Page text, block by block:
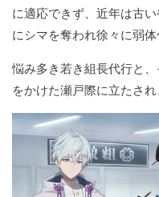
に適応できず、近年は古
にシマを奪われ徐々に弱体
悩み多き若き組長代行と
をかけた瀬戸際に立たさ